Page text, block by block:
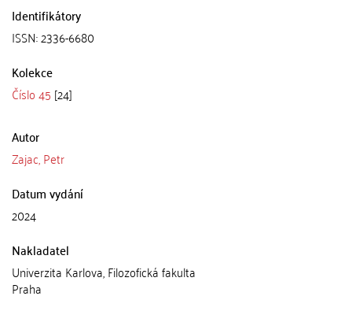
Identifikátory
ISSN: 2336-6680
Kolekce
Číslo 45 [24]
Autor
Zajac, Petr
Datum vydání
2024
Nakladatel
Univerzita Karlova, Filozofická fakulta
Praha